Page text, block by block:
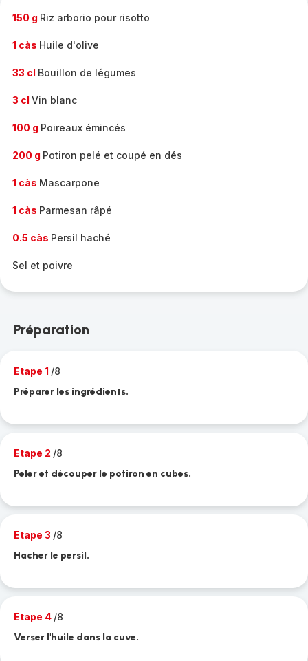
150 g Riz arborio pour risotto
1 càs Huile d'olive
33 cl Bouillon de légumes
3 cl Vin blanc
100 g Poireaux émincés
200 g Potiron pelé et coupé en dés
1 càs Mascarpone
1 càs Parmesan râpé
0.5 càs Persil haché
Sel et poivre
Préparation
Etape 1 /8
Préparer les ingrédients.
Etape 2 /8
Peler et découper le potiron en cubes.
Etape 3 /8
Hacher le persil.
Etape 4 /8
Verser l'huile dans la cuve.